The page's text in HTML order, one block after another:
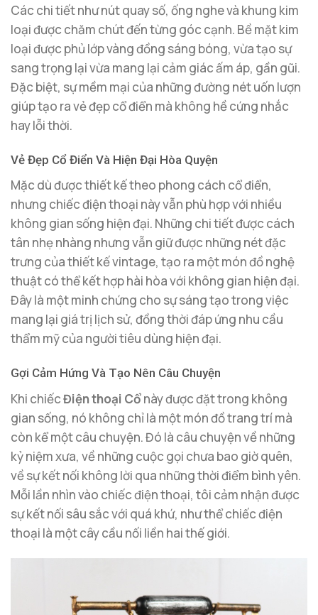
Các chi tiết như nút quay số, ống nghe và khung kim
loại được chăm chút đến từng góc cạnh. Bề mặt kim
loại được phủ lớp vàng đồng sáng bóng, vừa tạo sự
sang trọng lại vừa mang lại cảm giác ấm áp, gần gũi.
Đặc biệt, sự mềm mại của những đường nét uốn lượn
giúp tạo ra vẻ đẹp cổ điển mà không hề cứng nhắc
hay lỗi thời.
Vẻ Đẹp Cổ Điển Và Hiện Đại Hòa Quyện
Mặc dù được thiết kế theo phong cách cổ điển,
nhưng chiếc điện thoại này vẫn phù hợp với nhiều
không gian sống hiện đại. Những chi tiết được cách
tân nhẹ nhàng nhưng vẫn giữ được những nét đặc
trưng của thiết kế vintage, tạo ra một món đồ nghệ
thuật có thể kết hợp hài hòa với không gian hiện đại.
Đây là một minh chứng cho sự sáng tạo trong việc
mang lại giá trị lịch sử, đồng thời đáp ứng nhu cầu
thẩm mỹ của người tiêu dùng hiện đại.
Gợi Cảm Hứng Và Tạo Nên Câu Chuyện
Khi chiếcĐiện thoại Cổnày được đặt trong không
gian sống, nó không chỉ là một món đồ trang trí mà
còn kể một câu chuyện. Đó là câu chuyện về những
kỷ niệm xưa, về những cuộc gọi chưa bao giờ quên,
về sự kết nối không lời qua những thời điểm bình yên.
Mỗi lần nhìn vào chiếc điện thoại, tôi cảm nhận được
sự kết nối sâu sắc với quá khứ, như thể chiếc điện
thoại là một cây cầu nối liền hai thế giới.